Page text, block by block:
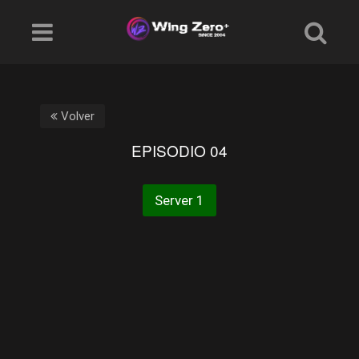
Volver
EPISODIO 04
Server 1